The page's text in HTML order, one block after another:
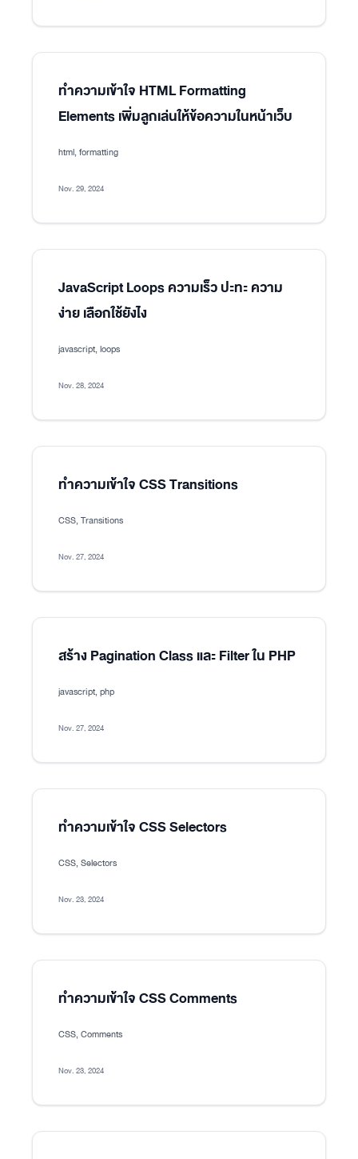
ทำความเข้าใจ HTML Formatting
Elements เพิ่มลูกเล่นให้ข้อความในหน้าเว็บ
html, formatting
Nov. 29, 2024
JavaScript Loops ความเร็ว ปะทะ ความ
ง่าย เลือกใช้ยังไง
javascript, loops
Nov. 28, 2024
ทำความเข้าใจ CSS Transitions
CSS, Transitions
Nov. 27, 2024
สร้าง Pagination Class และ Filter ใน PHP
javascript, php
Nov. 27, 2024
ทำความเข้าใจ CSS Selectors
CSS, Selectors
Nov. 23, 2024
ทำความเข้าใจ CSS Comments
CSS, Comments
Nov. 23, 2024